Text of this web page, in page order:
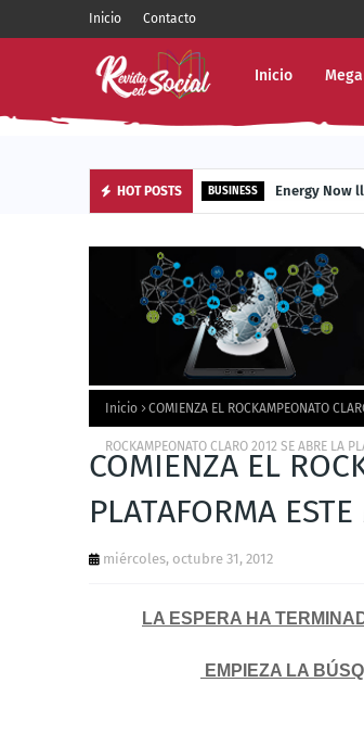
Inicio Contacto
Inicio
HOT POSTS BUSINESS Energy Now
Inicio COMIENZA EL ROCKAMPEONATO
ROCKAMPEONATO CLARO 2012 SE ABRE LA
COMIENZA EL
PLATAFORMA
miércoles, octubre 31, 2012
LA ESPERA HA
EMPIEZA LA